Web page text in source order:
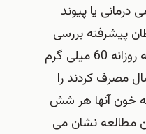
درمانی یا پیوند
پیشرفته بررسی
کرد. این مطالعه 19 بیمار که روزانه 60 میلی گرم
مصرف کردند را
خون آنها هر شش
مطالعه نشان می